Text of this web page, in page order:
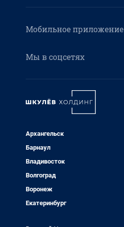
Мобильное приложение
Мы в соцсетях
Архангельск
Барнаул
Владивосток
Волгоград
Воронеж
Екатеринбург